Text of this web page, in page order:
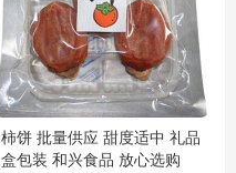
柿饼 批量供应 甜度适中 礼品
盒包装 和兴食品 放心选购